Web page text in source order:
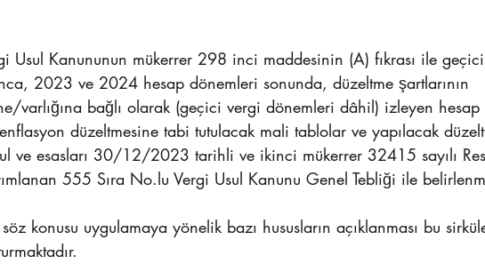
Usul Kanununun mükerrer 298 inci maddesinin (A) fıkrası ile
2023 ve 2024 hesap dönemleri sonunda, düzeltme şartlarının
varlığına bağlı olarak (geçici vergi dönemleri dâhil) izleyen hesap
düzeltmesine tabi tutulacak mali tablolar ve yapılacak
ve esasları 30/12/2023 tarihli ve ikinci mükerrer 32415 sayılı
555 Sıra No.lu Vergi Usul Kanunu Genel Tebliği ile
konusu uygulamaya yönelik bazı hususların açıklanması bu